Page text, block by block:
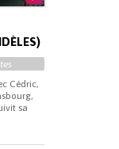
Cédric,
sa